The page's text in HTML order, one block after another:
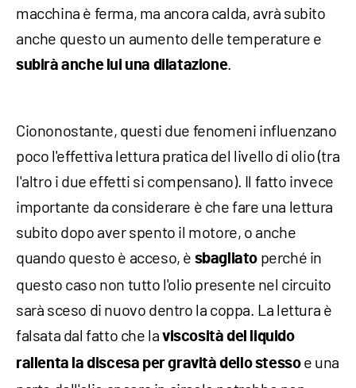
macchina è ferma, ma ancora calda, avrà subito
anche questo un aumento delle temperature e
subirà anche lui una dilatazione.
Ciononostante, questi due fenomeni influenzano
poco l'effettiva lettura pratica del livello di olio (tra
l'altro i due effetti si compensano). Il fatto invece
importante da considerare è che fare una lettura
subito dopo aver spento il motore, o anche
quando questo è acceso, è sbagliato perché in
questo caso non tutto l'olio presente nel circuito
sarà sceso di nuovo dentro la coppa. La lettura è
falsata dal fatto che la viscosità del liquido
rallenta la discesa per gravità dello stessoe una